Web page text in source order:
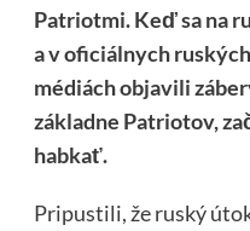
Patriotmi. Keď sa na
a v oficiálnych
médiách objavili
základne Patriotov,
habkať.
Pripustili, že ruský